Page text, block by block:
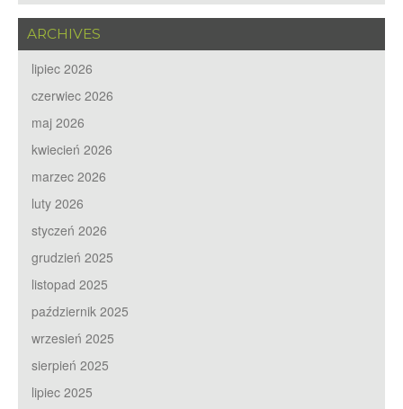
ARCHIVES
lipiec 2026
czerwiec 2026
maj 2026
kwiecień 2026
marzec 2026
luty 2026
styczeń 2026
grudzień 2025
listopad 2025
październik 2025
wrzesień 2025
sierpień 2025
lipiec 2025